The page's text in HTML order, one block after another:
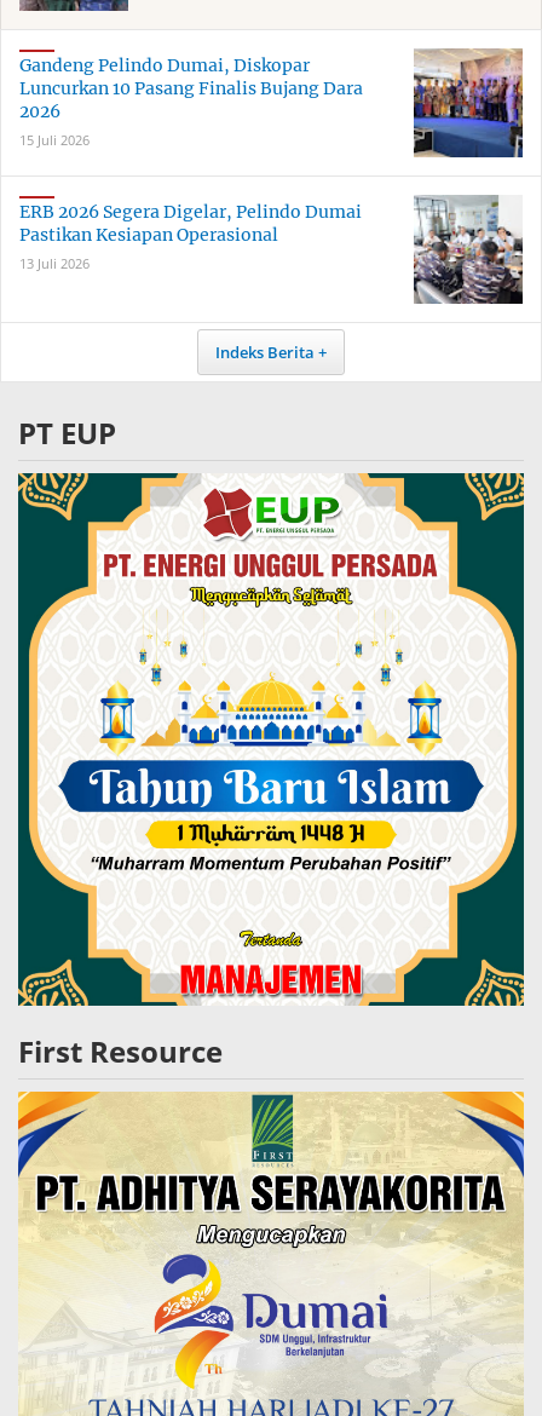
Gandeng Pelindo Dumai, Diskopar
Luncurkan 10 Pasang Finalis Bujang Dara
2026
15 Juli 2026
ERB 2026 Segera Digelar, Pelindo Dumai
Pastikan Kesiapan Operasional
13 Juli 2026
Indeks Berita
PT EUP
First Resource